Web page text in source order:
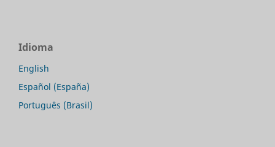
Idioma
English
Español (España)
Português (Brasil)